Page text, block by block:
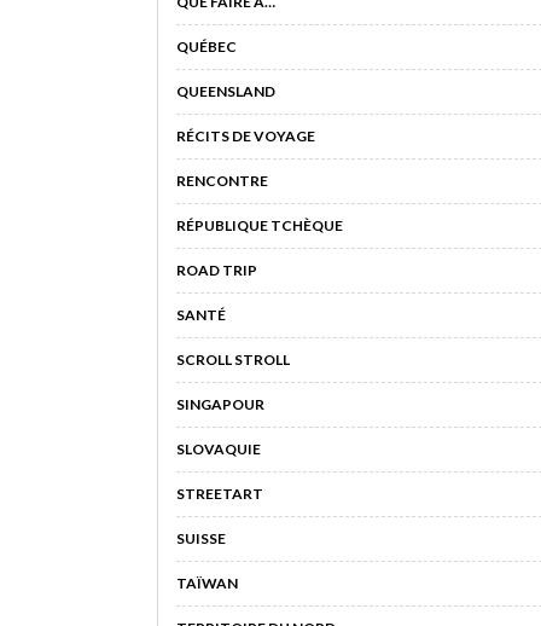
QUÉBEC
QUEENSLAND
RÉCITS DE VOYAGE
RENCONTRE
RÉPUBLIQUE TCHÈQUE
ROAD TRIP
SANTÉ
SCROLL STROLL
SINGAPOUR
SLOVAQUIE
STREETART
SUISSE
TAÏWAN